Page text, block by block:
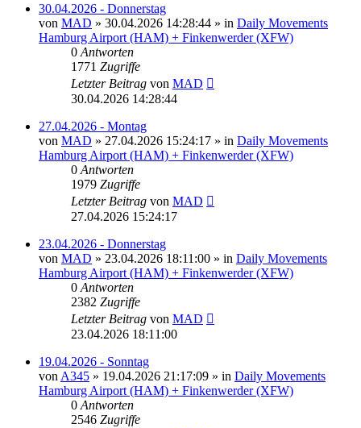
30.04.2026 - Donnerstag
von MAD » 30.04.2026 14:28:44 » in Daily Movements
Hamburg Airport (HAM) + Finkenwerder (XFW)
0 Antworten
1771 Zugriffe
Letzter Beitrag von MAD
30.04.2026 14:28:44
27.04.2026 - Montag
von MAD » 27.04.2026 15:24:17 » in Daily Movements
Hamburg Airport (HAM) + Finkenwerder (XFW)
0 Antworten
1979 Zugriffe
Letzter Beitrag von MAD
27.04.2026 15:24:17
23.04.2026 - Donnerstag
von MAD » 23.04.2026 18:11:00 » in Daily Movements
Hamburg Airport (HAM) + Finkenwerder (XFW)
0 Antworten
2382 Zugriffe
Letzter Beitrag von MAD
23.04.2026 18:11:00
19.04.2026 - Sonntag
von A345 » 19.04.2026 21:17:09 » in Daily Movements
Hamburg Airport (HAM) + Finkenwerder (XFW)
0 Antworten
2546 Zugriffe